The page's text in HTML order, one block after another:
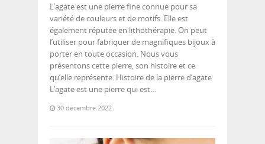
L’agate est une pierre fine connue pour sa
variété de couleurs et de motifs. Elle est
également réputée en lithothérapie. On peut
l’utiliser pour fabriquer de magnifiques bijoux à
porter en toute occasion. Nous vous
présentons cette pierre, son histoire et ce
qu’elle représente. Histoire de la pierre d’agate
L’agate est une pierre qui est…
30 décembre 2022